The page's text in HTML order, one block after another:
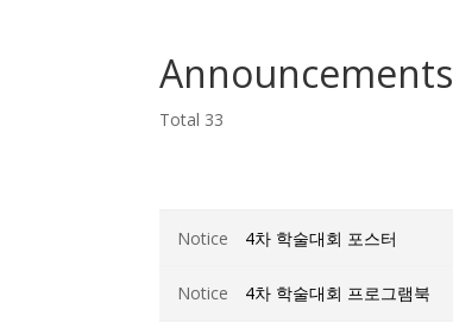
Announcements
Total 33
Notice 4차 학술대회 포스터
Notice 4차 학술대회 프로그램북